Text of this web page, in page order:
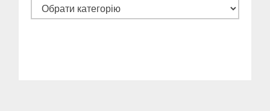
Категорії